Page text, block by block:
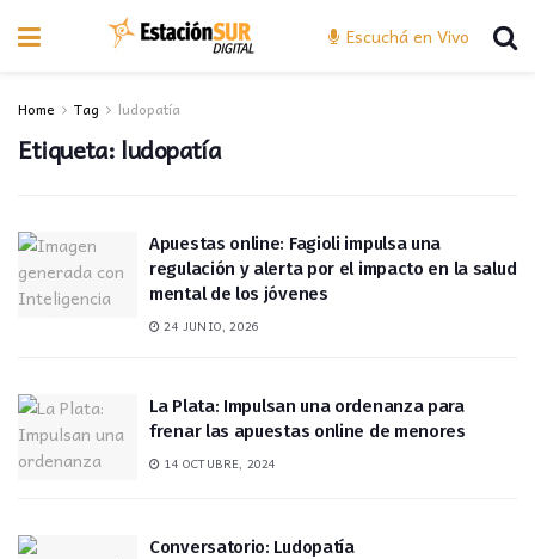
Escuchá en Vivo
Home Tag ludopatía
Etiqueta:ludopatía
Apuestas online: Fagioli impulsa una
regulación y alerta por el impacto en la salud
mental de los jóvenes
24 JUNIO, 2026
La Plata: Impulsan una ordenanza para
frenar las apuestas online de menores
14 OCTUBRE, 2024
Conversatorio: Ludopatía